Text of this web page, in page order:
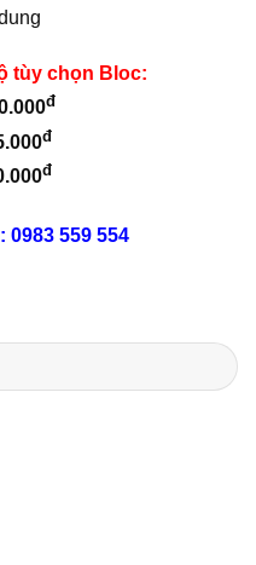
tùy chọn Bloc:
đ
đ
đ
0983 559 554